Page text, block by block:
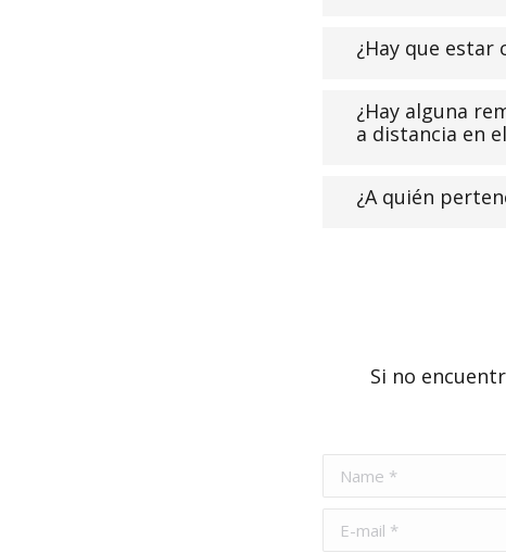
¿Hay que estar
¿Hay alguna
a distancia en
¿A quién
Si no
Name *
E-mail *